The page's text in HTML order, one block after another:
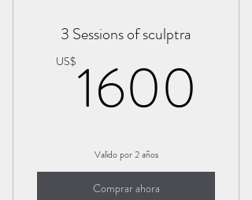
3 Sessions of sculptra
US$1600
Valido por 2 años
Comprar ahora